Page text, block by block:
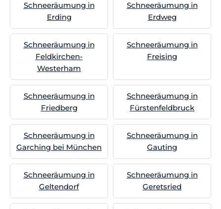
Schneeräumung in
Erding
Schneeräumung in
Erdweg
Schneeräumung in
Feldkirchen-
Westerham
Schneeräumung in
Freising
Schneeräumung in
Friedberg
Schneeräumung in
Fürstenfeldbruck
Schneeräumung in
Garching bei München
Schneeräumung in
Gauting
Schneeräumung in
Geltendorf
Schneeräumung in
Geretsried